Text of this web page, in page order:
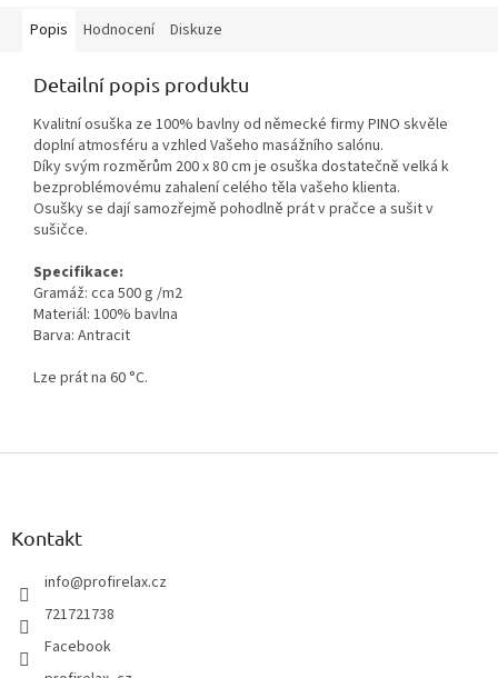
Popis Hodnocení Diskuze
Detailní popis produktu
Kvalitní osuška ze 100% bavlny od německé firmy PINO skvěle
doplní atmosféru a vzhled Vašeho masážního salónu.
Díky svým rozměrům 200 x 80 cm je osuška dostatečně velká k
bezproblémovému zahalení celého těla vašeho klienta.
Osušky se dají samozřejmě pohodlně prát v pračce a sušit v
sušičce.
Specifikace:
Gramáž: cca 500 g /m2
Materiál: 100% bavlna
Barva: Antracit
Lze prát na 60 °C.
Z
Kontakt
info@profirelax.cz
721721738
Facebook